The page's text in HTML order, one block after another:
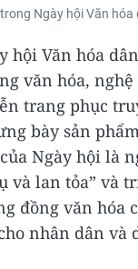
Ngày hội Văn hóa
hội Văn hóa
văn hóa,
trang phục
bày sản
Ngày hội là
và lan tỏa” và
đồng văn hóa
nhân dân và